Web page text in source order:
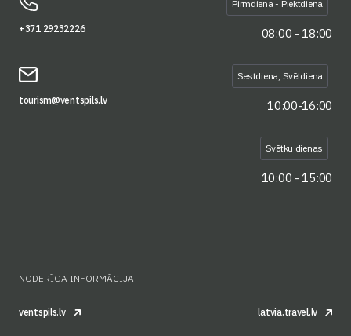
+371 29232226
tourism@ventspils.lv
Pirmdiena - Piektdiena
08:00 - 18:00
Sestdiena, Svētdiena
10:00-16:00
Svētku dienas
10:00 - 15:00
NODERĪGA INFORMĀCIJA
ventspils.lv latvia.travel.lv